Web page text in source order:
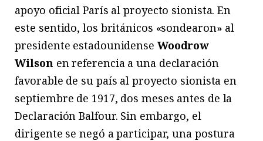
apoyo oficial París al proyecto sionista. En
este sentido, los británicos «sondearon» al
presidente estadounidense Woodrow
Wilson en referencia a una declaración
favorable de su país al proyecto sionista en
septiembre de 1917, dos meses antes de la
Declaración Balfour. Sin embargo, el
dirigente se negó a participar, una postura